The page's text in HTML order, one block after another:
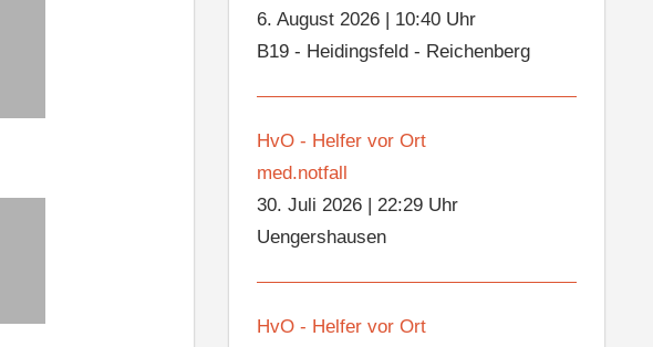
6. August 2026
10:40 Uhr
B19 - Heidingsfeld - Reichenberg
HvO - Helfer vor Ort
med.notfall
30. Juli 2026 |22:29 Uhr
Uengershausen
HvO - Helfer vor Ort